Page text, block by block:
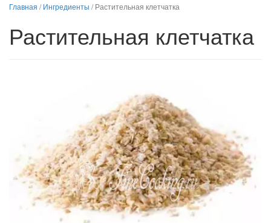
Главная /Ингредиенты /Растительная клетчатка
Растительная клетчатка